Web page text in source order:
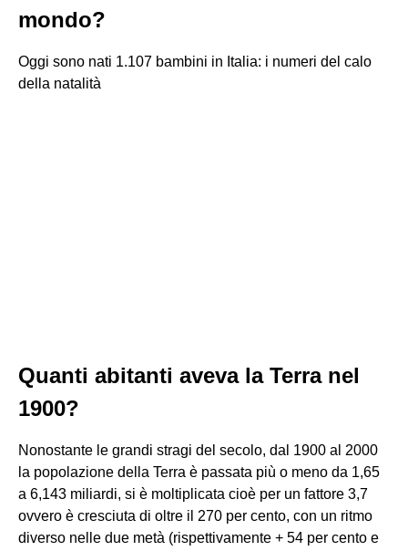
mondo?
Oggi sono nati 1.107 bambini in Italia: i numeri del calo
della natalità
Quanti abitanti aveva la Terra nel
1900?
Nonostante le grandi stragi del secolo, dal 1900 al 2000
la popolazione della Terra è passata più o meno da 1,65
a 6,143 miliardi, si è moltiplicata cioè per un fattore 3,7
ovvero è cresciuta di oltre il 270 per cento, con un ritmo
diverso nelle due metà (rispettivamente + 54 per cento e